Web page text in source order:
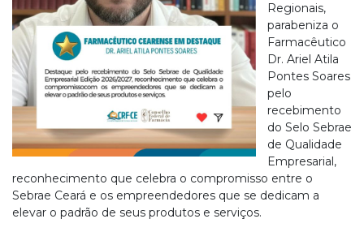
Regionais,
parabeniza o
Farmacêutico
Dr. Ariel Atila
Pontes Soares
pelo
recebimento
do Selo Sebrae
de Qualidade
Empresarial,
reconhecimento que celebra o compromisso entre o
Sebrae Ceará e os empreendedores que se dedicam a
elevar o padrão de seus produtos e serviços.